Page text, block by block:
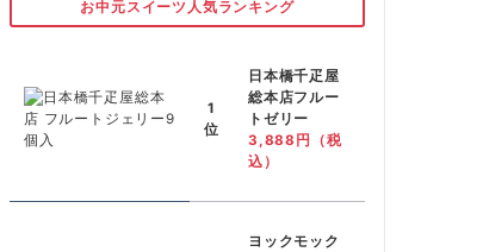
お中元スイーツ人気ランキング
1
位
日本橋千疋屋
総本店フルー
トゼリー
3,888円（税
込）
ヨックモック